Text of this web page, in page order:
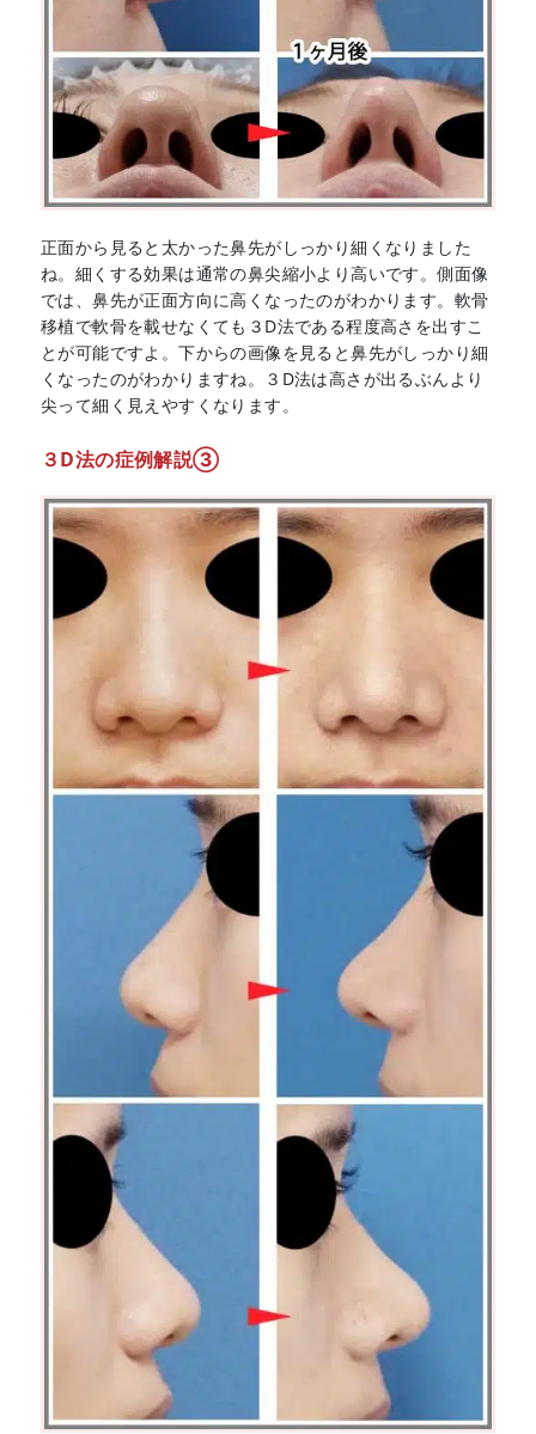
正面から見ると太かった鼻先がしっかり細くなりました
ね。細くする効果は通常の鼻尖縮小より高いです。側面像
では、鼻先が正面方向に高くなったのがわかります。軟骨
移植で軟骨を載せなくても３D法である程度高さを出すこ
とが可能ですよ。下からの画像を見ると鼻先がしっかり細
くなったのがわかりますね。３D法は高さが出るぶんより
尖って細く見えやすくなります。
３D法の症例解説③